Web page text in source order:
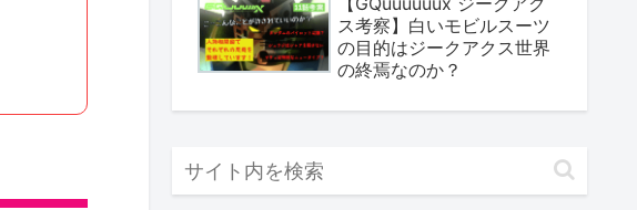
ス考察】白いモビルスーツ
の目的はジークアクス世界
の終焉なのか？